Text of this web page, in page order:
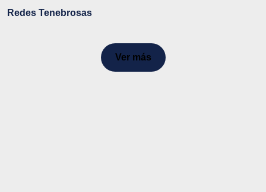
Redes Tenebrosas
Ver más